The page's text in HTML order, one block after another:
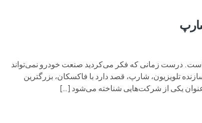
دارای پنل‌های خورشیدی و یک نمایشگر ۶۵ اینچی است. درست زمانی که فکر می‌کردید صنعت خودرو نمی‌تواند
تلویزیون، شارپ، قصد دارد با فاکسکان، بزرگترین
عنوان یکی از شرکت‌هایی شناخته می‌شود […]